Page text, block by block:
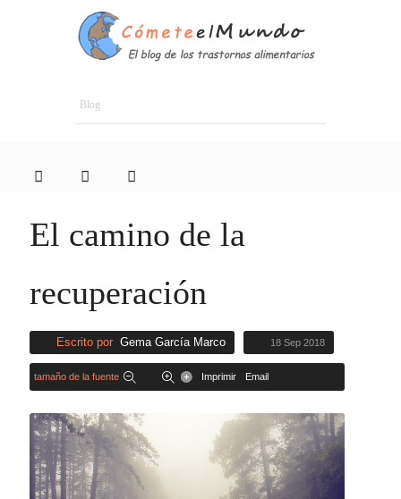
Blog
El camino de la
recuperación
Escrito por Gema García Marco 18 Sep 2018
tamaño de la fuente Imprimir Email